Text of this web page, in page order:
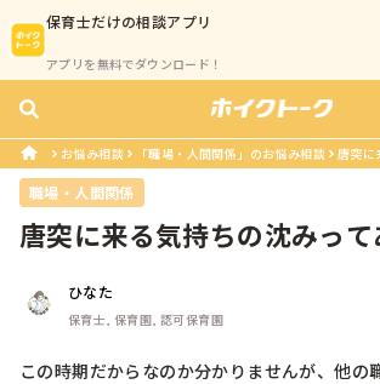
保育士だけの相談アプリ
アプリを無料でダウンロード！
お悩み相談 「職場・人間関係」のお悩み相談 唐突に
職場・人間関係
唐突に来る気持ちの沈みっ
ひなた
保育士, 保育園, 認可保育園
この時期だからなのか分かりませんが、他の